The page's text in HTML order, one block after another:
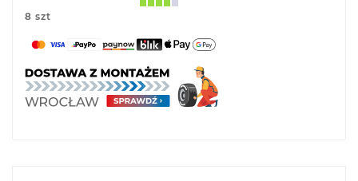
8 szt